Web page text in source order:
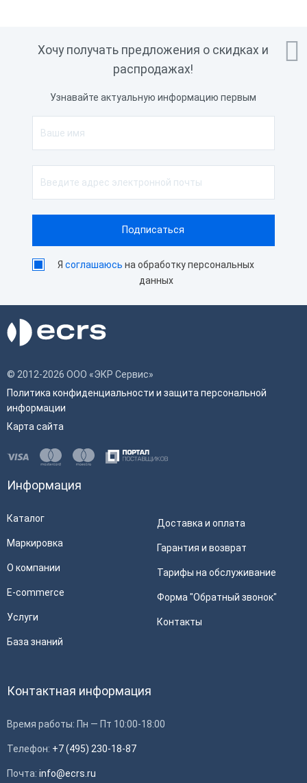

Хочу получать предложения о скидках и
распродажах!
Узнавайте актуальную информацию первым
Ясоглашаюсь на обработку персональных
данных
© 2012-2026 ООО «ЭКР Сервис»
Политика конфиденциальности и защита персональной
информации
Карта сайта
Информация
Каталог
Маркировка
О компании
E-commerce
Услуги
База знаний
Доставка и оплата
Гарантия и возврат
Тарифы на обслуживание
Форма "Обратный звонок"
Контакты
Контактная информация
Время работы: Пн — Пт 10:00-18:00
Телефон: +7 (495) 230-18-87
Почта: info@ecrs.ru